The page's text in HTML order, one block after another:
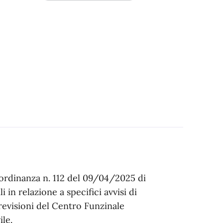
n. 112 del 09/04/2025 di
in relazione a specifici avvisi di
del Centro Funzinale